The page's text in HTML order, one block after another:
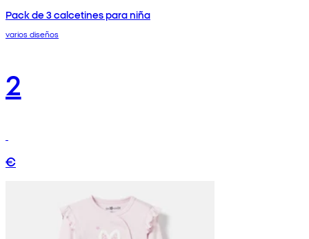
Pack de 3 calcetines para niña
varios diseños
2
€